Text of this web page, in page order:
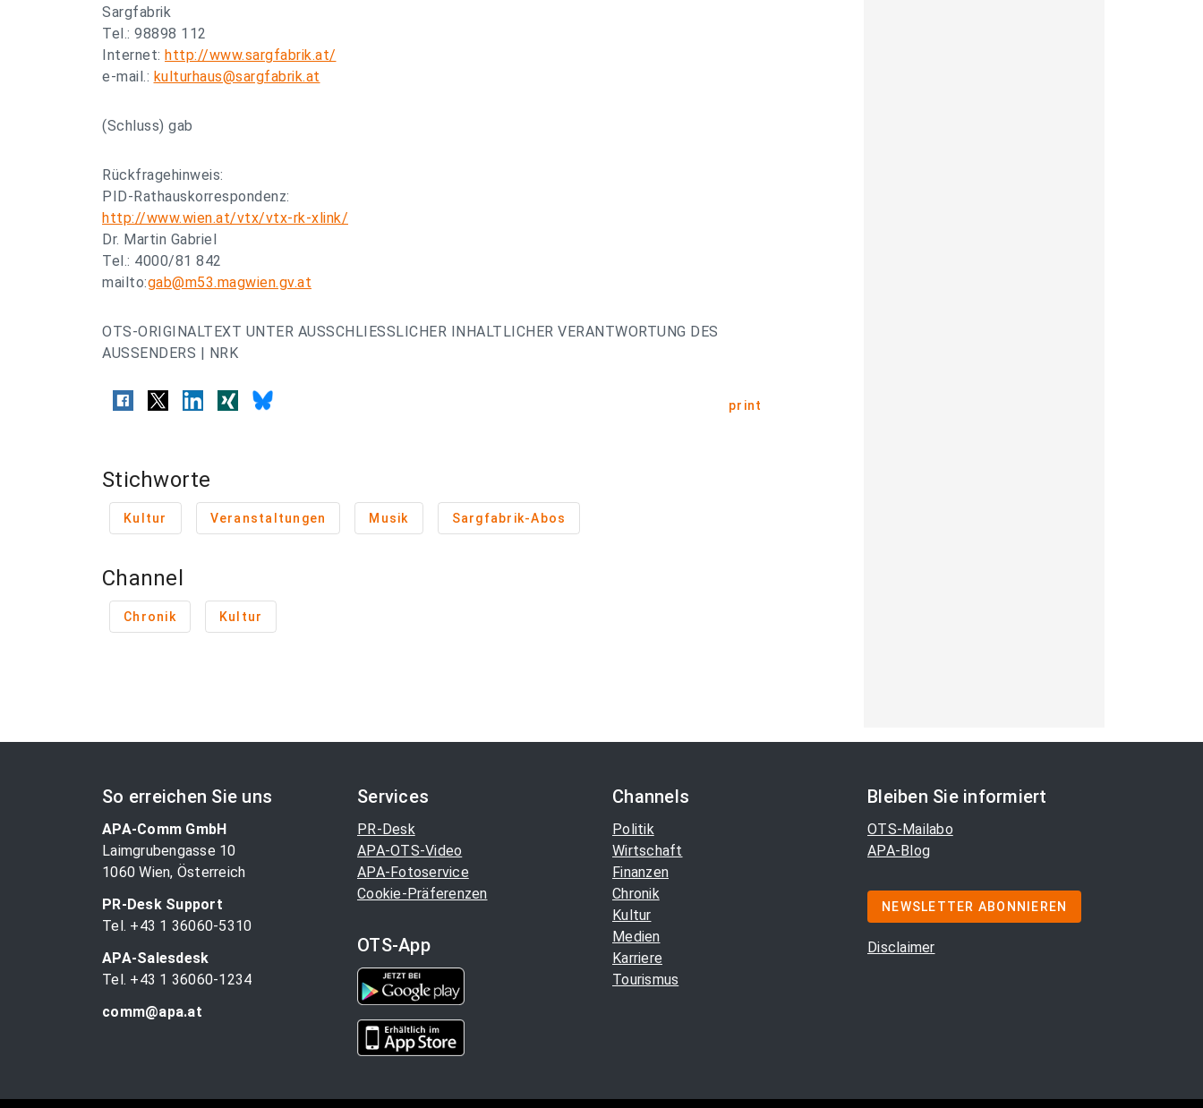
Sargfabrik
Tel.: 98898 112
Internet: http://www.sargfabrik.at/
e-mail.: kulturhaus@sargfabrik.at
(Schluss) gab
Rückfragehinweis:
PID-Rathauskorrespondenz:
http://www.wien.at/vtx/vtx-rk-xlink/
Dr. Martin Gabriel
Tel.: 4000/81 842
mailto:gab@m53.magwien.gv.at
OTS-ORIGINALTEXT UNTER AUSSCHLIESSLICHER INHALTLICHER VERANTWORTUNG DES
AUSSENDERS | NRK
print
Stichworte
Kultur Veranstaltungen Musik Sargfabrik-Abos
Channel
Chronik Kultur
So erreichen Sie uns
APA-Comm GmbH
Laimgrubengasse 10
1060 Wien, Österreich
PR-Desk Support
Tel. +43 1 36060-5310
APA-Salesdesk
Tel. +43 1 36060-1234
comm@apa.at
Services
PR-Desk
APA-OTS-Video
APA-Fotoservice
Cookie-Präferenzen
OTS-App
Channels
Politik
Wirtschaft
Finanzen
Chronik
Kultur
Medien
Karriere
Tourismus
Bleiben Sie informiert
OTS-Mailabo
APA-Blog
NEWSLETTER ABONNIEREN
Disclaimer